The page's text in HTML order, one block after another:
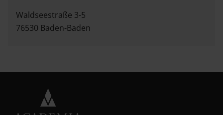
Waldseestraße 3-5
76530 Baden-Baden